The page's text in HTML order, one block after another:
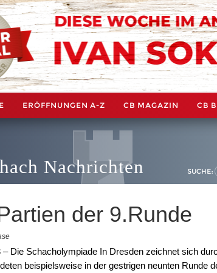
ERÖFFNUNGEN A-Z CB MAGAZIN CB
Nachrichten SUCHE:
der 9.Runde
– Die Schacholympiade In Dresden zeichnet sich
beispielsweise in der gestrigen neunten Runde